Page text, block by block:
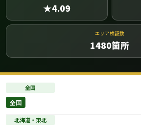
★4.09
エリア検証数
1480箇所
全国
全国
北海道・東北